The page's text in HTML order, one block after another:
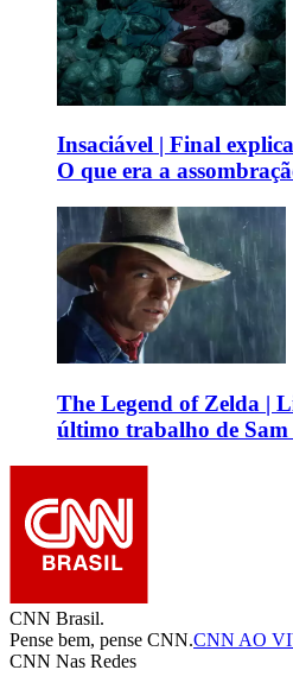
Insaciável | Final
O que era a
The Legend of Zelda |
último trabalho de Sam
CNN Brasil.
Pense bem, pense CNN.CNN AO
CNN Nas Redes